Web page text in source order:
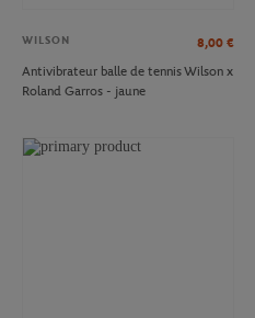
WILSON 8,00 €
Antivibrateur balle de tennis Wilson x
Roland Garros - jaune